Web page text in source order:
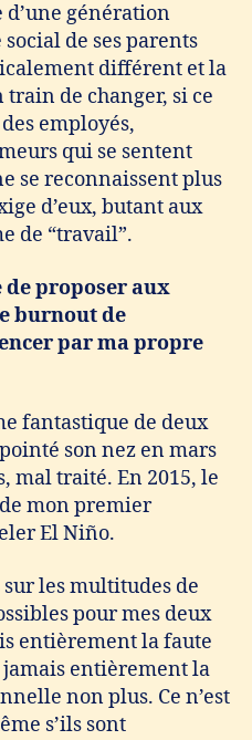
d’une génération
de ses parents
différent et la
de changer, si ce
employés,
qui se sentent
se reconnaissent plus
d’eux, butant aux
de “travail”.
de proposer aux
burnout de
par ma propre
fantastique de deux
son nez en mars
mal traité. En 2015, le
mon premier
El Niño.
les multitudes de
pour mes deux
entièrement la faute
jamais entièrement la
non plus. Ce n’est
s’ils sont